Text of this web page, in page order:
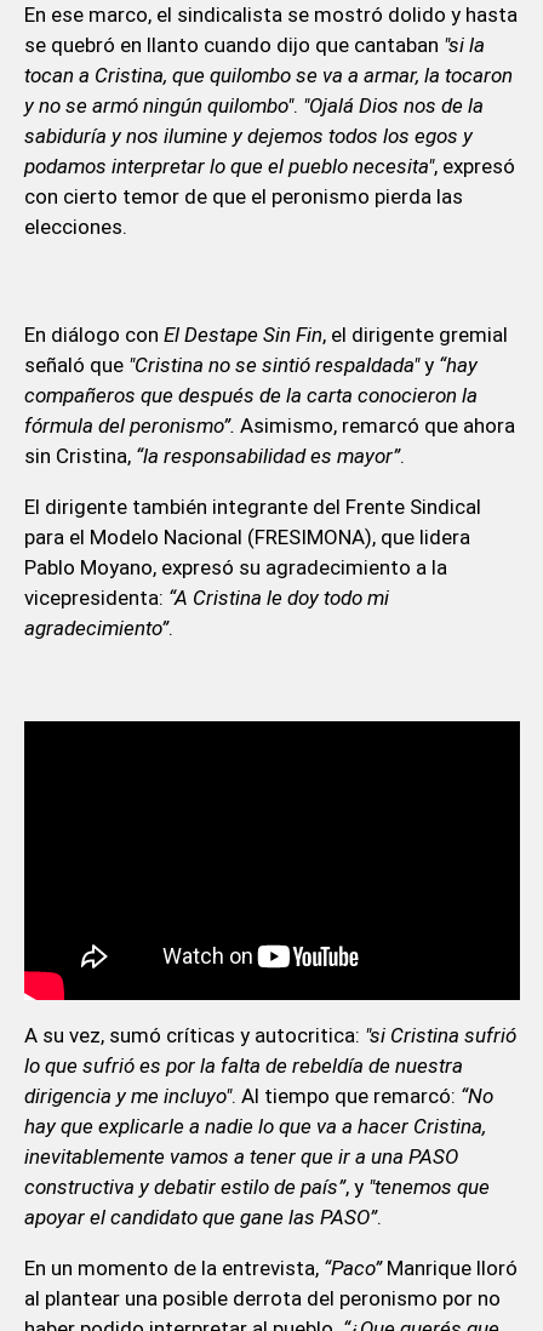
En ese marco, el sindicalista se mostró dolido y hasta
se quebró en llanto cuando dijo que cantaban "si la
tocan a Cristina, que quilombo se va a armar, la tocaron
y no se armó ningún quilombo". "Ojalá Dios nos de la
sabiduría y nos ilumine y dejemos todos los egos y
podamos interpretar lo que el pueblo necesita", expresó
con cierto temor de que el peronismo pierda las
elecciones.
En diálogo con El Destape Sin Fin, el dirigente gremial
señaló que "Cristina no se sintió respaldada"y “hay
compañeros que después de la carta conocieron la
fórmula del peronismo”. Asimismo, remarcó que ahora
sin Cristina, “la responsabilidad es mayor”.
El dirigente también integrante del Frente Sindical
para el Modelo Nacional (FRESIMONA), que lidera
Pablo Moyano, expresó su agradecimiento a la
vicepresidenta: “A Cristina le doy todo mi
agradecimiento”.
A su vez, sumó críticas y autocritica: "si Cristina sufrió
lo que sufrió es por la falta de rebeldía de nuestra
dirigencia y me incluyo". Al tiempo que remarcó: “No
hay que explicarle a nadie lo que va a hacer Cristina,
inevitablemente vamos a tener que ir a una PASO
constructiva y debatir estilo de país”, y "tenemos que
apoyar el candidato que gane las PASO”.
En un momento de la entrevista, “Paco”Manrique lloró
al plantear una posible derrota del peronismo por no